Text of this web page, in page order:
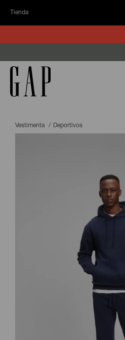
Tienda
Vestimenta Deportivos